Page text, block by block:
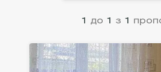
1 до 1 з 1